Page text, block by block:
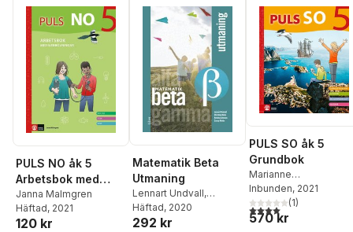
PULS NO åk 5
Arbetsbok med
elevwebb
Janna Malmgren
Häftad, 2021
120 kr
Matematik Beta
Utmaning
Lennart Undvall,
Christina Melin
Johnson
Häftad, 2020
292 kr
PULS SO åk 5
Grundbok
Marianne
Abrahamsson,
Bergman,Anna Götlind
Peter Kinlund
Inbunden, 2021
4,0utav 5 stjärnor.
(1)
570 kr